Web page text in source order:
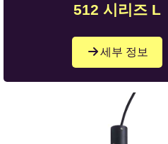
512 시리즈 L
세부 정보